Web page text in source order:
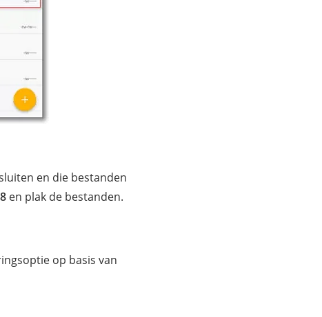
en die bestanden
en plak de bestanden.
op basis van